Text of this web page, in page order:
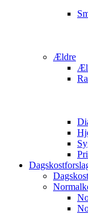
Ældre